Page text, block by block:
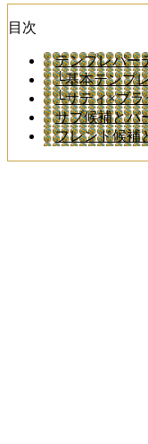
目次
テンプレパー
└基本テンプ
└サティ×ブラ
サブ候補とパ
フレンド候補